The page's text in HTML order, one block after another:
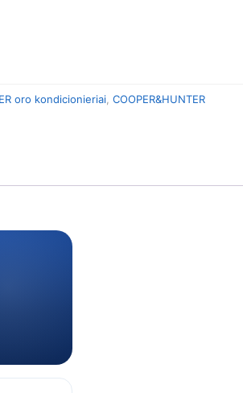
oro kondicionieriai ,COOPER&HUNTER